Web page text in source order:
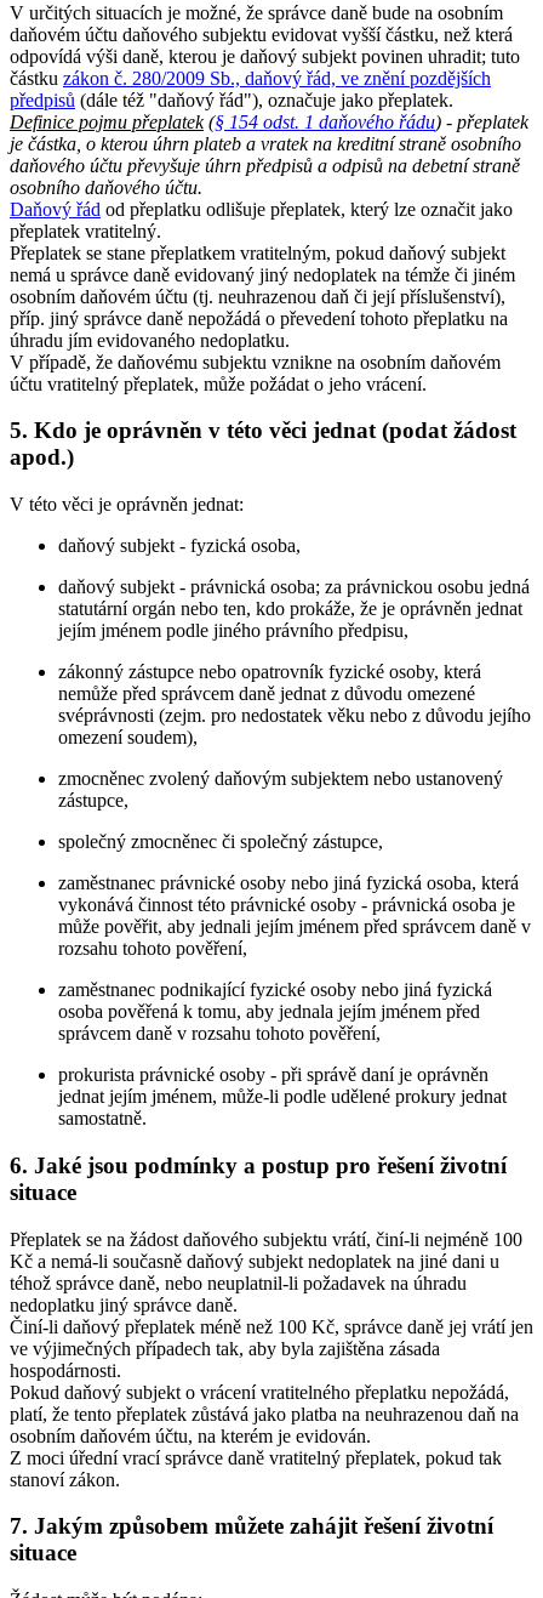
V určitých situacích je možné, že správce daně bude na osobním
daňovém účtu daňového subjektu evidovat vyšší částku, než která
odpovídá výši daně, kterou je daňový subjekt povinen uhradit; tuto
částku zákon č. 280/2009 Sb., daňový řád, ve znění pozdějších
předpisů (dále též "daňový řád"), označuje jako přeplatek.
Definice pojmu přeplatek(§ 154 odst. 1 daňového řádu) - přeplatek
je částka, o kterou úhrn plateb a vratek na kreditní straně osobního
daňového účtu převyšuje úhrn předpisů a odpisů na debetní straně
osobního daňového účtu.
Daňový řád od přeplatku odlišuje přeplatek, který lze označit jako
přeplatek vratitelný.
Přeplatek se stane přeplatkem vratitelným, pokud daňový subjekt
nemá u správce daně evidovaný jiný nedoplatek na témže či jiném
osobním daňovém účtu (tj. neuhrazenou daň či její příslušenství),
příp. jiný správce daně nepožádá o převedení tohoto přeplatku na
úhradu jím evidovaného nedoplatku.
V případě, že daňovému subjektu vznikne na osobním daňovém
účtu vratitelný přeplatek, může požádat o jeho vrácení.
5. Kdo je oprávněn v této věci jednat (podat žádost
apod.)
V této věci je oprávněn jednat:
daňový subjekt - fyzická osoba,
daňový subjekt - právnická osoba; za právnickou osobu jedná
statutární orgán nebo ten, kdo prokáže, že je oprávněn jednat
jejím jménem podle jiného právního předpisu,
zákonný zástupce nebo opatrovník fyzické osoby, která
nemůže před správcem daně jednat z důvodu omezené
svéprávnosti (zejm. pro nedostatek věku nebo z důvodu jejího
omezení soudem),
zmocněnec zvolený daňovým subjektem nebo ustanovený
zástupce,
společný zmocněnec či společný zástupce,
zaměstnanec právnické osoby nebo jiná fyzická osoba, která
vykonává činnost této právnické osoby - právnická osoba je
může pověřit, aby jednali jejím jménem před správcem daně v
rozsahu tohoto pověření,
zaměstnanec podnikající fyzické osoby nebo jiná fyzická
osoba pověřená k tomu, aby jednala jejím jménem před
správcem daně v rozsahu tohoto pověření,
prokurista právnické osoby - při správě daní je oprávněn
jednat jejím jménem, může-li podle udělené prokury jednat
samostatně.
6. Jaké jsou podmínky a postup pro řešení životní
situace
Přeplatek se na žádost daňového subjektu vrátí, činí-li nejméně 100
Kč a nemá-li současně daňový subjekt nedoplatek na jiné dani u
téhož správce daně, nebo neuplatnil-li požadavek na úhradu
nedoplatku jiný správce daně.
Činí-li daňový přeplatek méně než 100 Kč, správce daně jej vrátí jen
ve výjimečných případech tak, aby byla zajištěna zásada
hospodárnosti.
Pokud daňový subjekt o vrácení vratitelného přeplatku nepožádá,
platí, že tento přeplatek zůstává jako platba na neuhrazenou daň na
osobním daňovém účtu, na kterém je evidován.
Z moci úřední vrací správce daně vratitelný přeplatek, pokud tak
stanoví zákon.
7. Jakým způsobem můžete zahájit řešení životní
situace